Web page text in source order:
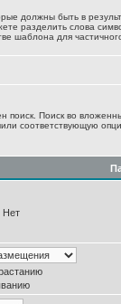
должны быть в
разделить слова
шаблона для
поиск. Поиск во
соответствующую
Нет